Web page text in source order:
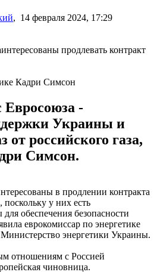
, 14 февраля 2024, 17:29
Кадри Симсон
Евросоюза -
Украины и
от российского газа,
Симсон.
в продлении контракта
поскольку у них есть
обеспечения безопасности
еврокомиссар по энергетике
Министерство энергетики Украины.
отношениям с Россией
чиновница.